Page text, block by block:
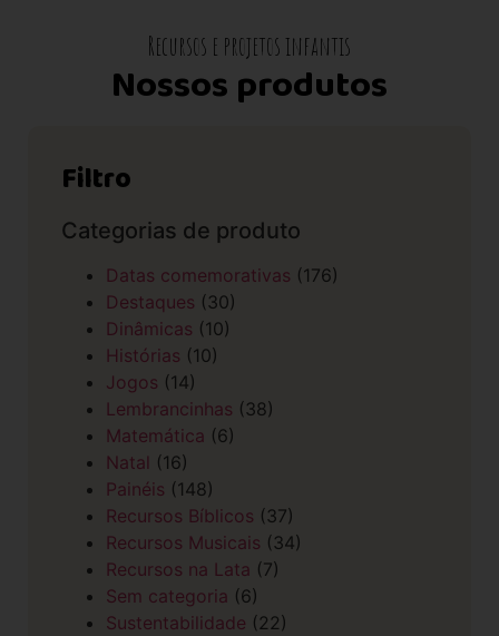
Recursos e projetos infantis
Nossos produtos
Filtro
Categorias de produto
Datas comemorativas (176)
Destaques (30)
Dinâmicas (10)
Histórias (10)
Jogos (14)
Lembrancinhas (38)
Matemática (6)
Natal (16)
Painéis (148)
Recursos Bíblicos (37)
Recursos Musicais (34)
Recursos na Lata (7)
Sem categoria (6)
Sustentabilidade (22)